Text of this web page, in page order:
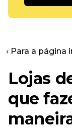
‹ Para a página
Lojas
que